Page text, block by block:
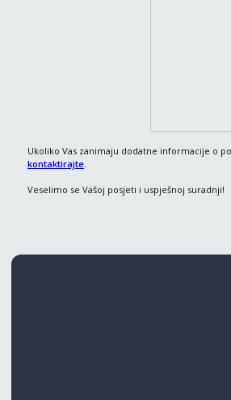
Ukoliko Vas zanimaju dodatne informacije o
kontaktirajte.
Veselimo se Vašoj posjeti i uspješnoj suradnji!